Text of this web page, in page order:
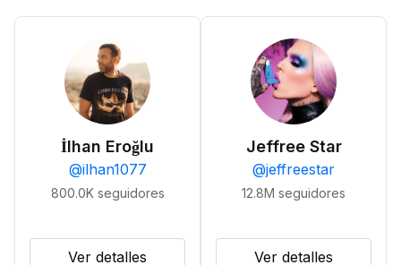
İlhan Eroğlu
@ilhan1077
800.0K seguidores
Ver detalles
Jeffree Star
@jeffreestar
12.8M seguidores
Ver detalles